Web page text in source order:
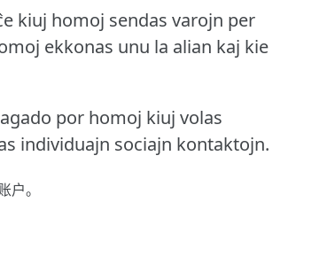
kiuj homoj sendas varojn per
ekkonas unu la alian kaj kie
por homoj kiuj volas
individuajn sociajn kontaktojn.
户。